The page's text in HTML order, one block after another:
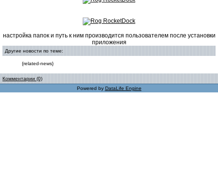
настройка папок и путь к ним производится пользователем после установки
приложения
Другие новости по теме:
{related-news}
Комментарии (0)
Powered by DataLife Engine